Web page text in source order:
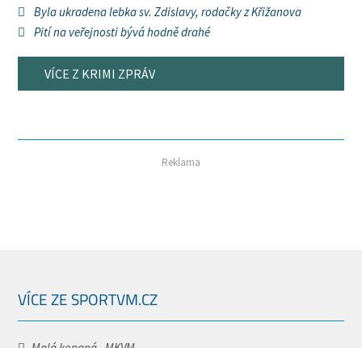
Byla ukradena lebka sv. Zdislavy, rodačky z Křižanova
Pití na veřejnosti bývá hodně drahé
VÍCE Z KRIMI ZPRÁV
Reklama
VÍCE ZE SPORTVM.CZ